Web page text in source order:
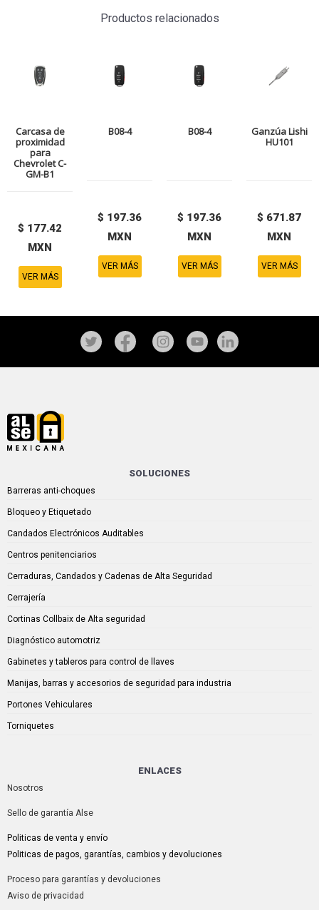
Productos relacionados
Carcasa de
proximidad
para
Chevrolet C-
GM-B1
$ 177.42
MXN
VER MÁS
B08-4
$ 197.36
MXN
VER MÁS
B08-4
$ 197.36
MXN
VER MÁS
Ganzúa Lishi
HU101
$ 671.87
MXN
VER MÁS
SOLUCIONES
Barreras anti-choques
Bloqueo y Etiquetado
Candados Electrónicos Auditables
Centros penitenciarios
Cerraduras, Candados y Cadenas de Alta Seguridad
Cerrajería
Cortinas Collbaix de Alta seguridad
Diagnóstico automotriz
Gabinetes y tableros para control de llaves
Manijas, barras y accesorios de seguridad para industria
Portones Vehiculares
Torniquetes
ENLACES
Nosotros
Sello de garantía Alse
Politicas de venta y envío
Politicas de pagos, garantías, cambios y devoluciones
Proceso para garantías y devoluciones
Aviso de privacidad